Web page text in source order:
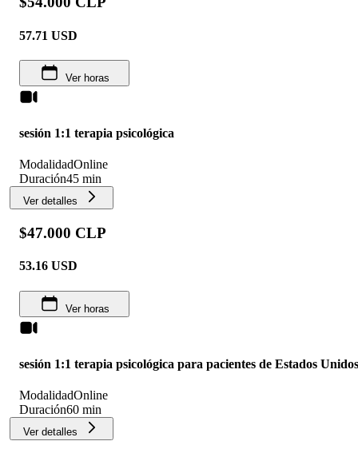
57.71 USD
Ver horas
sesión 1:1 terapia psicológica
ModalidadOnline
Duración45 min
Ver detalles
$47.000 CLP
53.16 USD
Ver horas
sesión 1:1 terapia psicológica para pacientes de Estados Unidos
ModalidadOnline
Duración60 min
Ver detalles